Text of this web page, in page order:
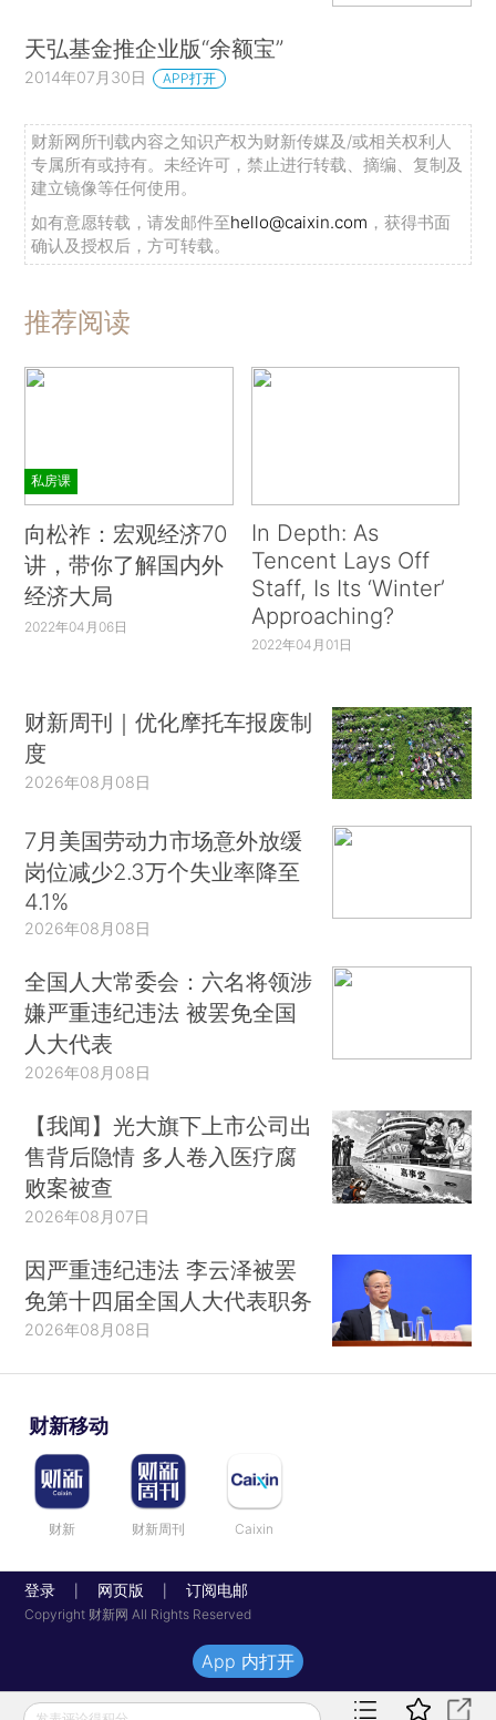
天弘基金推企业版“余额宝”
2014年07月30日 APP打开
财新网所刊载内容之知识产权为财新传媒及/或相关权利人
专属所有或持有。未经许可，禁止进行转载、摘编、复制及
建立镜像等任何使用。
如有意愿转载，请发邮件至hello@caixin.com ，获得书面
确认及授权后，方可转载。
推荐阅读
私房课
向松祚：宏观经济70
讲，带你了解国内外
经济大局
2022年04月06日
In Depth: As
Tencent Lays Off
Staff, Is Its ‘Winter’
Approaching?
2022年04月01日
财新周刊｜优化摩托车报废制
度
2026年08月08日
7月美国劳动力市场意外放缓
岗位减少2.3万个失业率降至
4.1%
2026年08月08日
全国人大常委会：六名将领涉
嫌严重违纪违法 被罢免全国
人大代表
2026年08月08日
【我闻】光大旗下上市公司出
售背后隐情 多人卷入医疗腐
败案被查
2026年08月07日
因严重违纪违法 李云泽被罢
免第十四届全国人大代表职务
2026年08月08日
财新移动
财新 财新周刊 Caixin
登录 网页版 订阅电邮
Copyright 财新网 All Rights Reserved
App 内打开